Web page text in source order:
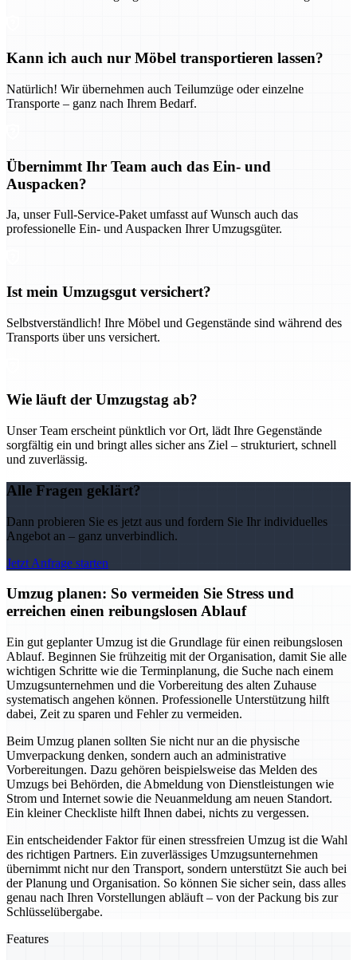
Kann ich auch nur Möbel transportieren lassen?
Natürlich! Wir übernehmen auch Teilumzüge oder einzelne
Transporte – ganz nach Ihrem Bedarf.
Übernimmt Ihr Team auch das Ein- und
Auspacken?
Ja, unser Full-Service-Paket umfasst auf Wunsch auch das
professionelle Ein- und Auspacken Ihrer Umzugsgüter.
Ist mein Umzugsgut versichert?
Selbstverständlich! Ihre Möbel und Gegenstände sind während des
Transports über uns versichert.
Wie läuft der Umzugstag ab?
Unser Team erscheint pünktlich vor Ort, lädt Ihre Gegenstände
sorgfältig ein und bringt alles sicher ans Ziel – strukturiert, schnell
und zuverlässig.
Alle Fragen geklärt?
Dann probieren Sie es jetzt aus und fordern Sie Ihr individuelles
Angebot an – ganz unverbindlich.
Jetzt Anfrage starten
Umzug planen: So vermeiden Sie Stress und
erreichen einen reibungslosen Ablauf
Ein gut geplanter Umzug ist die Grundlage für einen reibungslosen
Ablauf. Beginnen Sie frühzeitig mit der Organisation, damit Sie alle
wichtigen Schritte wie die Terminplanung, die Suche nach einem
Umzugsunternehmen und die Vorbereitung des alten Zuhause
systematisch angehen können. Professionelle Unterstützung hilft
dabei, Zeit zu sparen und Fehler zu vermeiden.
Beim Umzug planen sollten Sie nicht nur an die physische
Umverpackung denken, sondern auch an administrative
Vorbereitungen. Dazu gehören beispielsweise das Melden des
Umzugs bei Behörden, die Abmeldung von Dienstleistungen wie
Strom und Internet sowie die Neuanmeldung am neuen Standort.
Ein kleiner Checkliste hilft Ihnen dabei, nichts zu vergessen.
Ein entscheidender Faktor für einen stressfreien Umzug ist die Wahl
des richtigen Partners. Ein zuverlässiges Umzugsunternehmen
übernimmt nicht nur den Transport, sondern unterstützt Sie auch bei
der Planung und Organisation. So können Sie sicher sein, dass alles
genau nach Ihren Vorstellungen abläuft – von der Packung bis zur
Schlüsselübergabe.
Features